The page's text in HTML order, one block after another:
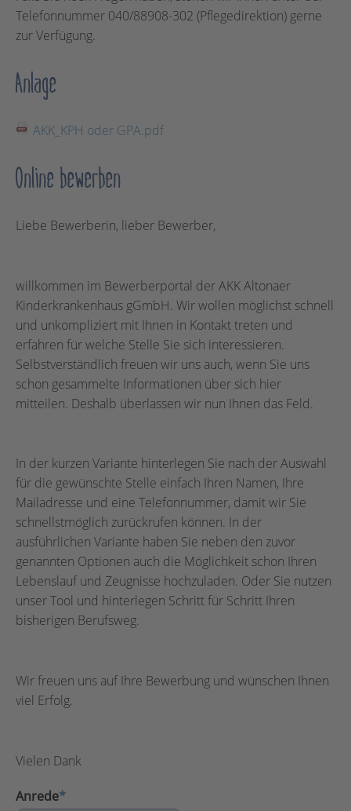
Telefonnummer 040/88908-302 (Pflegedirektion) gerne
zur Verfügung.
Anlage
AKK_KPH oder GPA.pdf
Online bewerben
Liebe Bewerberin, lieber Bewerber,
willkommen im Bewerberportal der AKK Altonaer
Kinderkrankenhaus gGmbH. Wir wollen möglichst schnell
und unkompliziert mit Ihnen in Kontakt treten und
erfahren für welche Stelle Sie sich interessieren.
Selbstverständlich freuen wir uns auch, wenn Sie uns
schon gesammelte Informationen über sich hier
mitteilen. Deshalb überlassen wir nun Ihnen das Feld.
In der kurzen Variante hinterlegen Sie nach der Auswahl
für die gewünschte Stelle einfach Ihren Namen, Ihre
Mailadresse und eine Telefonnummer, damit wir Sie
schnellstmöglich zurückrufen können. In der
ausführlichen Variante haben Sie neben den zuvor
genannten Optionen auch die Möglichkeit schon Ihren
Lebenslauf und Zeugnisse hochzuladen. Oder Sie nutzen
unser Tool und hinterlegen Schritt für Schritt Ihren
bisherigen Berufsweg.
Wir freuen uns auf Ihre Bewerbung und wünschen Ihnen
viel Erfolg.
Vielen Dank
Anrede*